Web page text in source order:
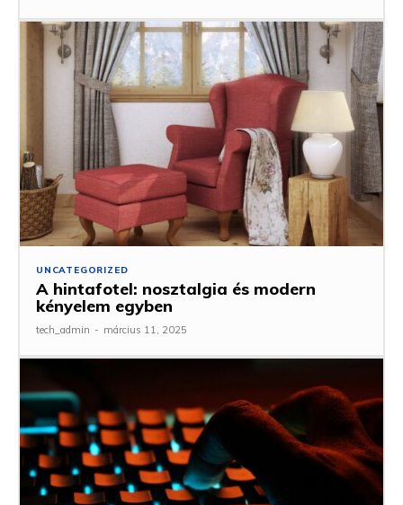
UNCATEGORIZED
A hintafotel: nosztalgia és modern
kényelem egyben
tech_admin - március 11, 2025